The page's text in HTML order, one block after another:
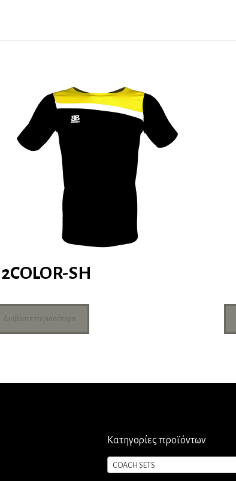
2COLOR-SH
Διαβάστε περισσότερα
Κατηγορίες προϊόντων
COACH SETS